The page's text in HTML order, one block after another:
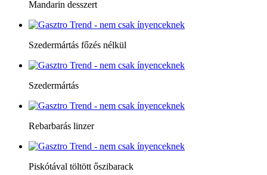
Mandarin desszert
Szedermártás főzés nélkül
Szedermártás
Rebarbarás linzer
Piskótával töltött őszibarack